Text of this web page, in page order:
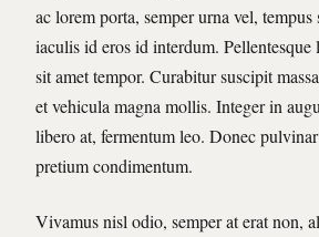
ac lorem porta, semper urna vel,
iaculis id eros id interdum. Pellentesque
sit amet tempor. Curabitur suscipit
et vehicula magna mollis. Integer in
libero at, fermentum leo. Donec
pretium condimentum.
Vivamus nisl odio, semper at erat non,